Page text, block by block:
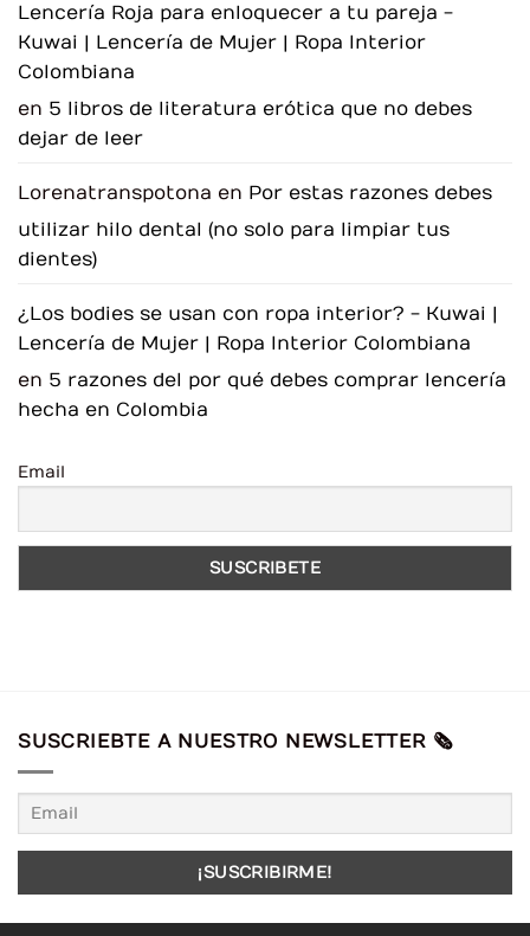
Lencería Roja para enloquecer a tu pareja -
Kuwai | Lencería de Mujer | Ropa Interior
Colombiana
en 5 libros de literatura erótica que no debes
dejar de leer
Lorenatranspotona en Por estas razones debes
utilizar hilo dental (no solo para limpiar tus
dientes)
¿Los bodies se usan con ropa interior? - Kuwai |
Lencería de Mujer | Ropa Interior Colombiana
en 5 razones del por qué debes comprar lencería
hecha en Colombia
Email
SUSCRIEBTE A NUESTRO NEWSLETTER 🗞️